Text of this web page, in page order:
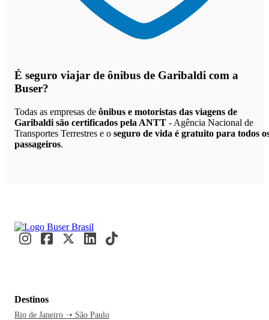
É seguro viajar de ônibus de Garibaldi com a
Buser?
Todas as empresas de ônibus e motoristas das viagens de
Garibaldi são certificados pela ANTT - Agência Nacional de
Transportes Terrestres e o seguro de vida é gratuito para todos
passageiros.
Destinos
Rio de Janeiro ➝ São Paulo